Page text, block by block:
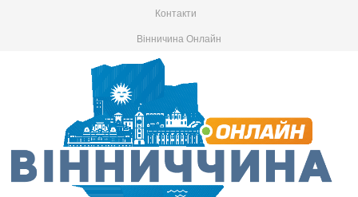
Контакти
Вінничина Онлайн